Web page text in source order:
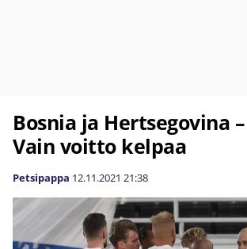
Bosnia ja Hertsegovina
Vain voitto kelpaa
Petsipappa 12.11.2021 21:38